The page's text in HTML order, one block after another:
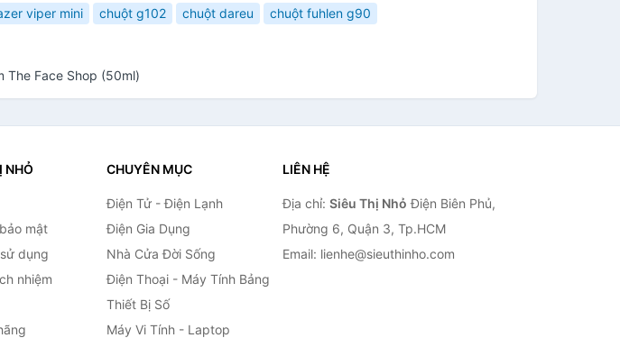
viper mini chuột g102 chuột dareu
chuột fuhlen g90
The Face Shop (50ml)
NHỎ
mật
dụng
nhiệm
CHUYÊN MỤC
Điện Tử - Điện Lạnh
Điện Gia Dụng
Nhà Cửa Đời Sống
Điện Thoại - Máy Tính Bảng
Thiết Bị Số
Máy Vi Tính - Laptop
LIÊN HỆ
Địa chỉ: Siêu Thị Nhỏ Điện Biên Phủ,
Phường 6, Quận 3, Tp.HCM
Email: lienhe@sieuthinho.com